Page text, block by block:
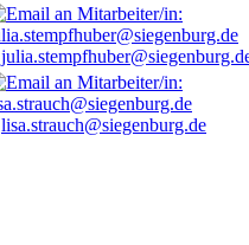
lisa.strauch@siegenburg.de